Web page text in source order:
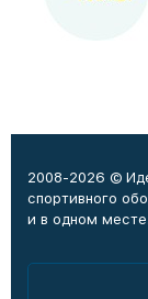
2008-2026 ©
спортивного
и в одном